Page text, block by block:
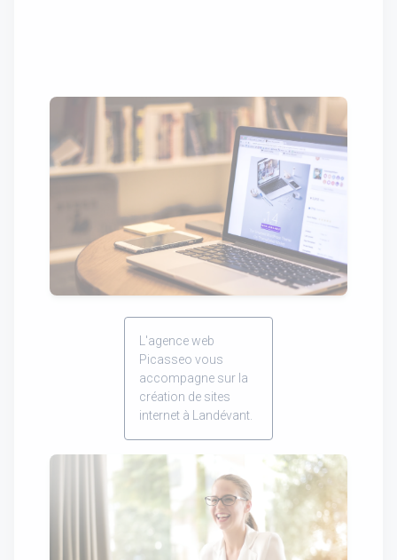
L'agence web
Picasseo vous
accompagne sur la
création de sites
internet à Landévant.